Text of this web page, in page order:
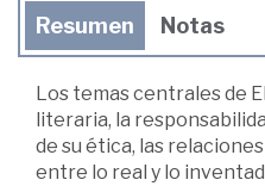
Resumen Notas
Los temas centrales de
literaria, la
de su ética, las
entre lo real y lo